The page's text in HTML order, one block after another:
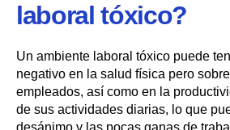
laboral tóxico?
Un ambiente laboral tóxico puede
negativo en la salud física pero
empleados, así como en la
de sus actividades diarias, lo que
desánimo y las pocas ganas de